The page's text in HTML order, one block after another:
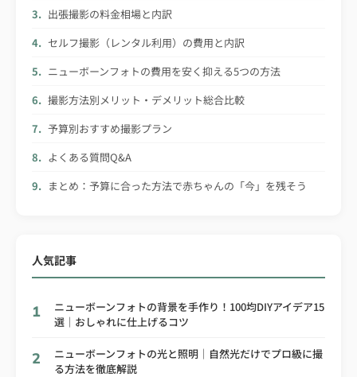
出張撮影の料金相場と内訳
セルフ撮影（レンタル利用）の費用と内訳
ニューボーンフォトの費用を安く抑える5つの方法
撮影方法別メリット・デメリット総合比較
予算別おすすめ撮影プラン
よくある質問Q&A
まとめ：予算に合った方法で赤ちゃんの「今」を残そう
人気記事
1
ニューボーンフォトの背景を手作り！100均DIYアイデア15
選｜おしゃれに仕上げるコツ
2
ニューボーンフォトの光と照明｜自然光だけでプロ級に撮
る方法を徹底解説